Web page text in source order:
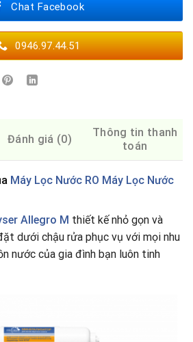
Chat Facebook
0946.97.44.51
Đánh giá (0)
Thông tin thanh
toán
Máy Lọc Nước RO Máy Lọc Nước
Allegro M thiết kế nhỏ gọn và
dưới chậu rửa phục vụ với mọi nhu
nước của gia đình bạn luôn tinh